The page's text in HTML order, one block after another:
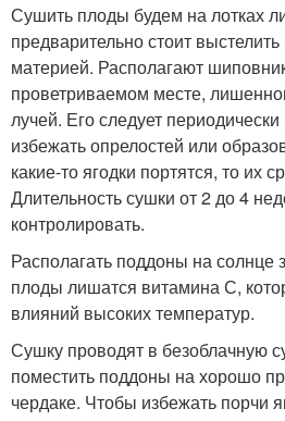
Сушить плоды будем на лотках
предварительно стоит
материей. Располагают
проветриваемом месте,
лучей. Его следует
избежать опрелостей или
какие-то ягодки портятся, то их
Длительность сушки от 2 до 4
контролировать.
Располагать поддоны на солнце
плоды лишатся витамина С,
влияний высоких температур.
Сушку проводят в безоблачную
поместить поддоны на хорошо
чердаке. Чтобы избежать порчи